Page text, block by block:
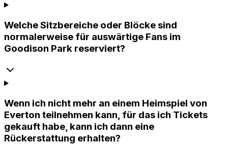
Welche Sitzbereiche oder Blöcke sind
normalerweise für auswärtige Fans im
Goodison Park reserviert?
Wenn ich nicht mehr an einem Heimspiel von
Everton teilnehmen kann, für das ich Tickets
gekauft habe, kann ich dann eine
Rückerstattung erhalten?